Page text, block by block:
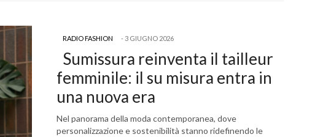
RADIO FASHION 3 GIUGNO 2026
Sumissura reinventa il tailleur
femminile: il su misura entra in
una nuova era
Nel panorama della moda contemporanea, dove
personalizzazione e sostenibilità stanno ridefinendo le